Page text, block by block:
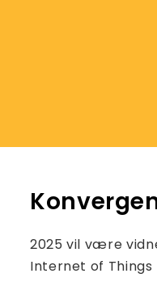
2025 vil være
Internet of